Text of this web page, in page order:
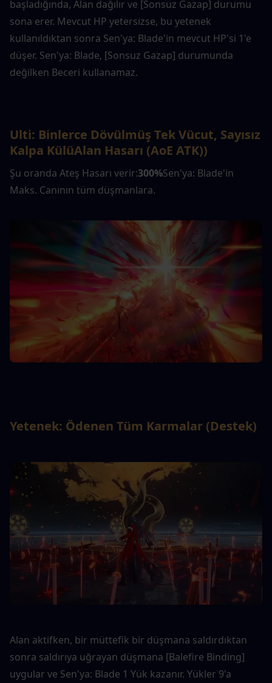
başladığında, Alan dağılır ve [Sonsuz Gazap] durumu
sona erer. Mevcut HP yetersizse, bu yetenek
kullanıldıktan sonra Sen'ya: Blade'in mevcut HP'si 1'e
düşer. Sen'ya: Blade, [Sonsuz Gazap] durumunda
değilken Beceri kullanamaz.
Ulti: Binlerce Dövülmüş Tek Vücut, Sayısız
Kalpa KülüAlan Hasarı (AoE ATK))
Şu oranda Ateş Hasarı verir:300%Sen'ya: Blade'in
Maks. Canının tüm düşmanlara.
Yetenek: Ödenen Tüm Karmalar (Destek)
Alan aktifken, bir müttefik bir düşmana saldırdıktan
sonra saldırıya uğrayan düşmana [Balefire Binding]
uygular ve Sen'ya: Blade 1 Yük kazanır. Yükler 9'a